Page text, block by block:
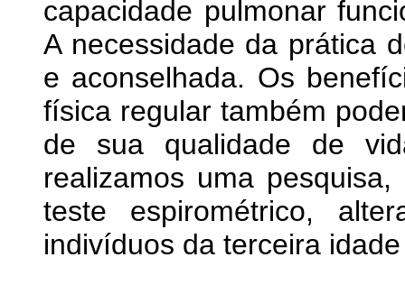
capacidade pulmonar
A necessidade da prática
e aconselhada. Os
física regular também
de sua qualidade de
realizamos uma
teste espirométrico,
indivíduos da terceira